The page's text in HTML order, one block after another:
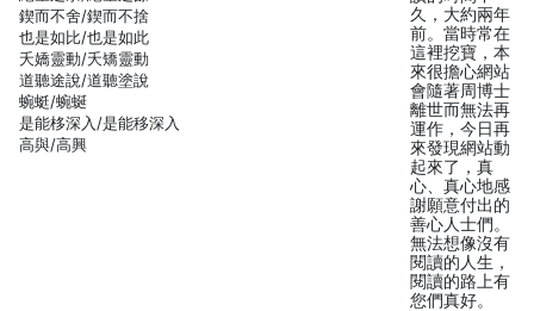
鍥而不舍/鍥而不捨
也是如比/也是如此
夭嬌靈動/夭矯靈動
道聽途說/道聽塗說
蜿蜓/蜿蜒
是能栘深入/是能移深入
高與/高興
久，大約兩年
前。當時常在
這裡挖寶，本
來很擔心網站
會隨著周博士
離世而無法再
運作，今日再
來發現網站動
起來了，真
心、真心地感
謝願意付出的
善心人士們。
無法想像沒有
閱讀的人生，
閱讀的路上有
您們真好。